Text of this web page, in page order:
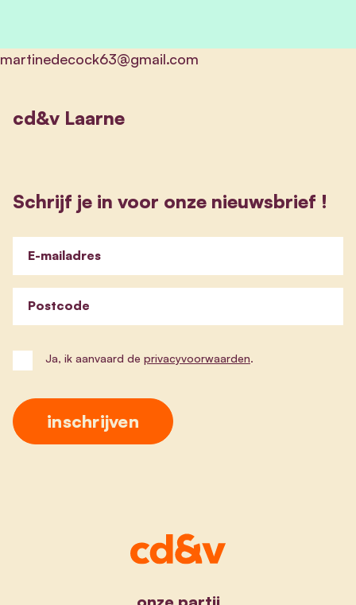
martinedecock63@gmail.com
cd&v Laarne
Schrijf je in voor onze nieuwsbrief !
E-mailadres
Postcode
Ja, ik aanvaard de privacyvoorwaarden.